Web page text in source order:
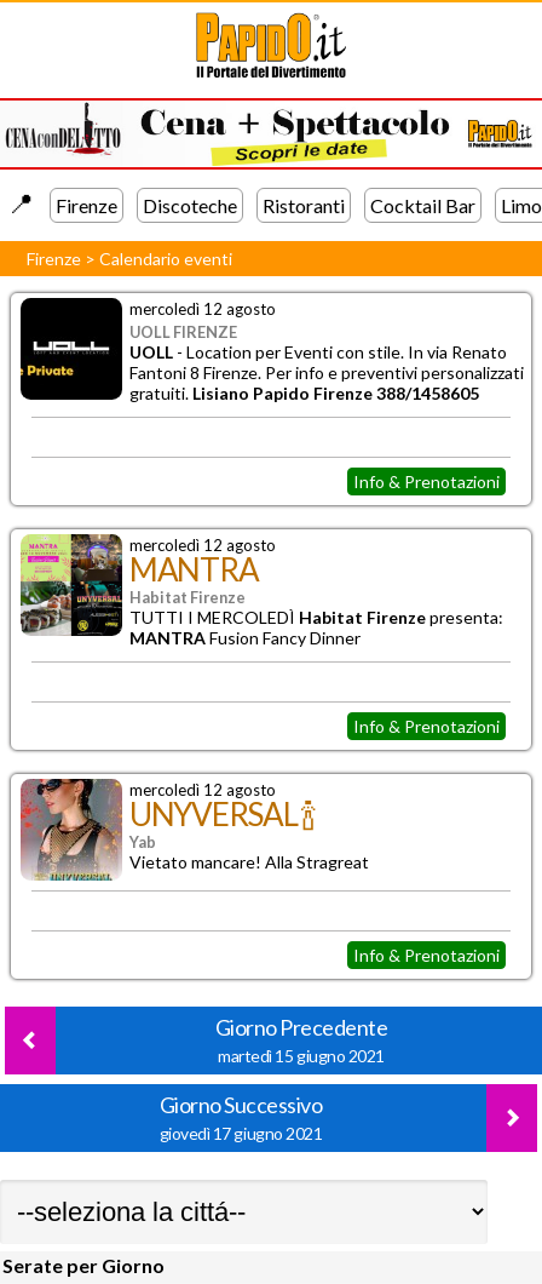
📍️ Firenze Discoteche Ristoranti Cocktail Bar
Firenze >Calendario eventi
mercoledì 12 agosto
UOLL FIRENZE
UOLL - Location perEventi con stile. In via Renato
Fantoni 8 Firenze. Per info e preventivi personalizzati
gratuiti. Lisiano Papido Firenze 388/1458605
Info & Prenotazioni
mercoledì 12 agosto
MANTRA
Habitat Firenze
TUTTI I MERCOLEDÌ Habitat Firenzepresenta:
MANTRAFusion Fancy Dinner
Info & Prenotazioni
mercoledì 12 agosto
UNYVERSAL 🍾
Yab
Vietato mancare! Alla Stragreat
Info & Prenotazioni
Giorno Precedente
martedì 15 giugno 2021
Giorno Successivo
giovedì 17 giugno 2021
Serate per Giorno